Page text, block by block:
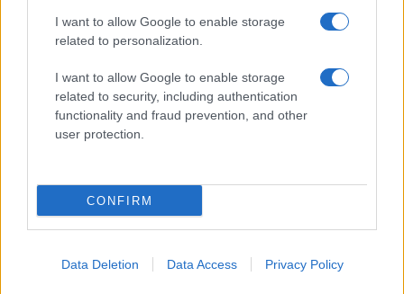
I want to allow Google to enable storage
related to personalization.
I want to allow Google to enable storage
related to security, including authentication
functionality and fraud prevention, and other
user protection.
CONFIRM
Data Deletion Data Access Privacy Policy
tekintve pedig kijelenthető róla, hogy képes áthidalni
bármekkora kulturális és nyelvi szakadékot. És „mint minden
sokat törődünk, mert a film állandóan körülvesz bennünket,
gyermekkorunk óta, és azt hisszük, sokkal könnyebb filmet
nézni, mint megtanulni olvasni.” Ennek oka csupán annyi,
az általa közvetített üzenetet, mintha mondjuk az alapjául
szolgáló olasz regényt kívánnánk elolvasni úgy, hogy nem